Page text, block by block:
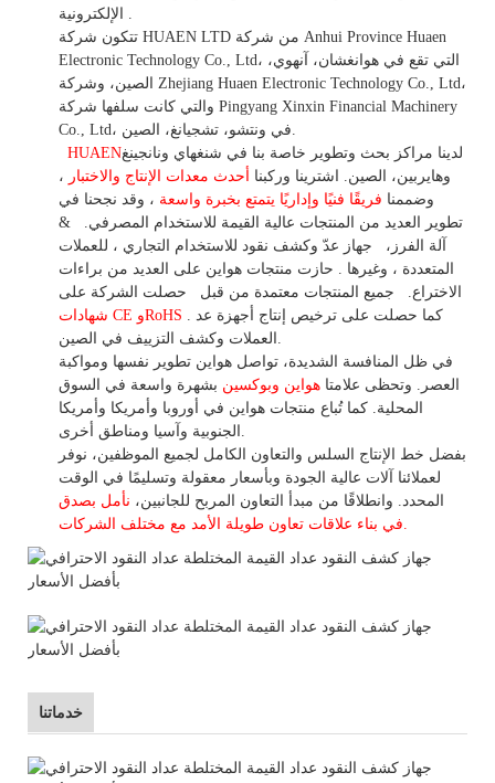
تتكون شركة HUAEN LTD من شركة Anhui Province Huaen
Electronic Technology Co., Ltd، التي تقع في هوانغشان، آنهوي،
الصين، وشركة Zhejiang Huaen Electronic Technology Co., Ltd،
والتي كانت سلفها شركة Pingyang Xinxin Financial Machinery
HUAENلدينا مراكز بحث وتطوير خاصة بنا في شنغهاي ونانجينغ
وهايربين، الصين. اشترينا وركبنا أحدث معدات الإنتاج والاختبار ،
وضممنا فريقًا فنيًا وإداريًا يتمتع بخبرة واسعة ، وقد نجحنا في
تطوير
العديد من المنتجات عالية القيمة للاستخدام المصرفي.
&
آلة الفرز،
جهاز عدّ وكشف نقود للاستخدام التجاري ، للعملات
المتعددة ، وغيرها
. حازت منتجات هواين على العديد من براءات
الاختراع.
جميع المنتجات معتمدة من قبل
حصلت الشركة على
شهادات CE وRoHS
في ظل المنافسة الشديدة، تواصل هواين تطوير نفسها ومواكبة
العصر. وتحظى علامتا هواين وبوكسين بشهرة واسعة في السوق
المحلية. كما تُباع منتجات هواين في أوروبا وأمريكا وأمريكا
بفضل خط الإنتاج السلس والتعاون الكامل لجميع الموظفين، نوفر
لعملائنا آلات عالية الجودة وبأسعار معقولة وتسليمًا في الوقت
المحدد. وانطلاقًا من مبدأ التعاون المربح للجانبين، نأمل بصدق
في بناء علاقات تعاون طويلة
خدماتنا